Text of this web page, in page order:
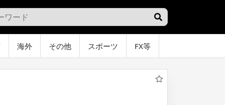
海外 その他 スポーツ FX等